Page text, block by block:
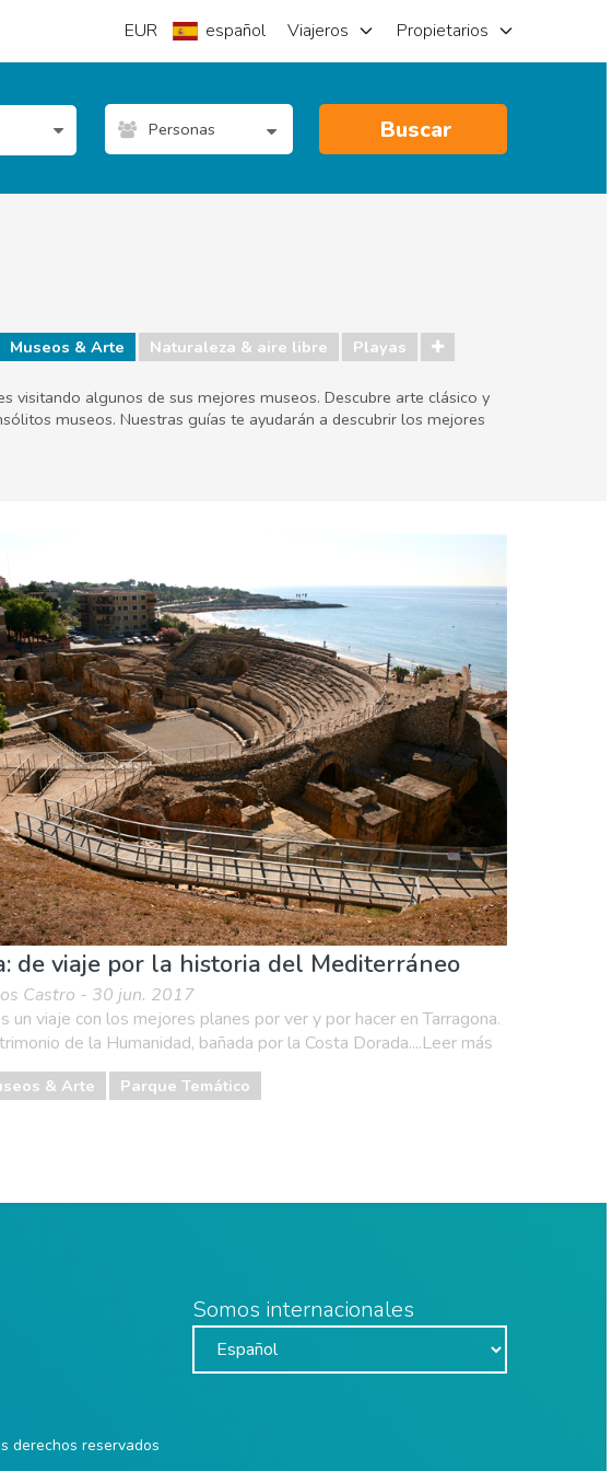
EUR español Viajeros Propietarios
Personas Buscar
Museos & Arte Naturaleza & aire libre Playas
visitando algunos de sus mejores museos. Descubre arte clásico y
museos. Nuestras guías te ayudarán a descubrir los mejores
de viaje por la historia del Mediterráneo
Castro - 30 jun. 2017
un viaje con los mejores planes por ver y por hacer en Tarragona.
de la Humanidad, bañada por la Costa Dorada....Leer más
& Arte Parque Temático
Somos internacionales
derechos reservados